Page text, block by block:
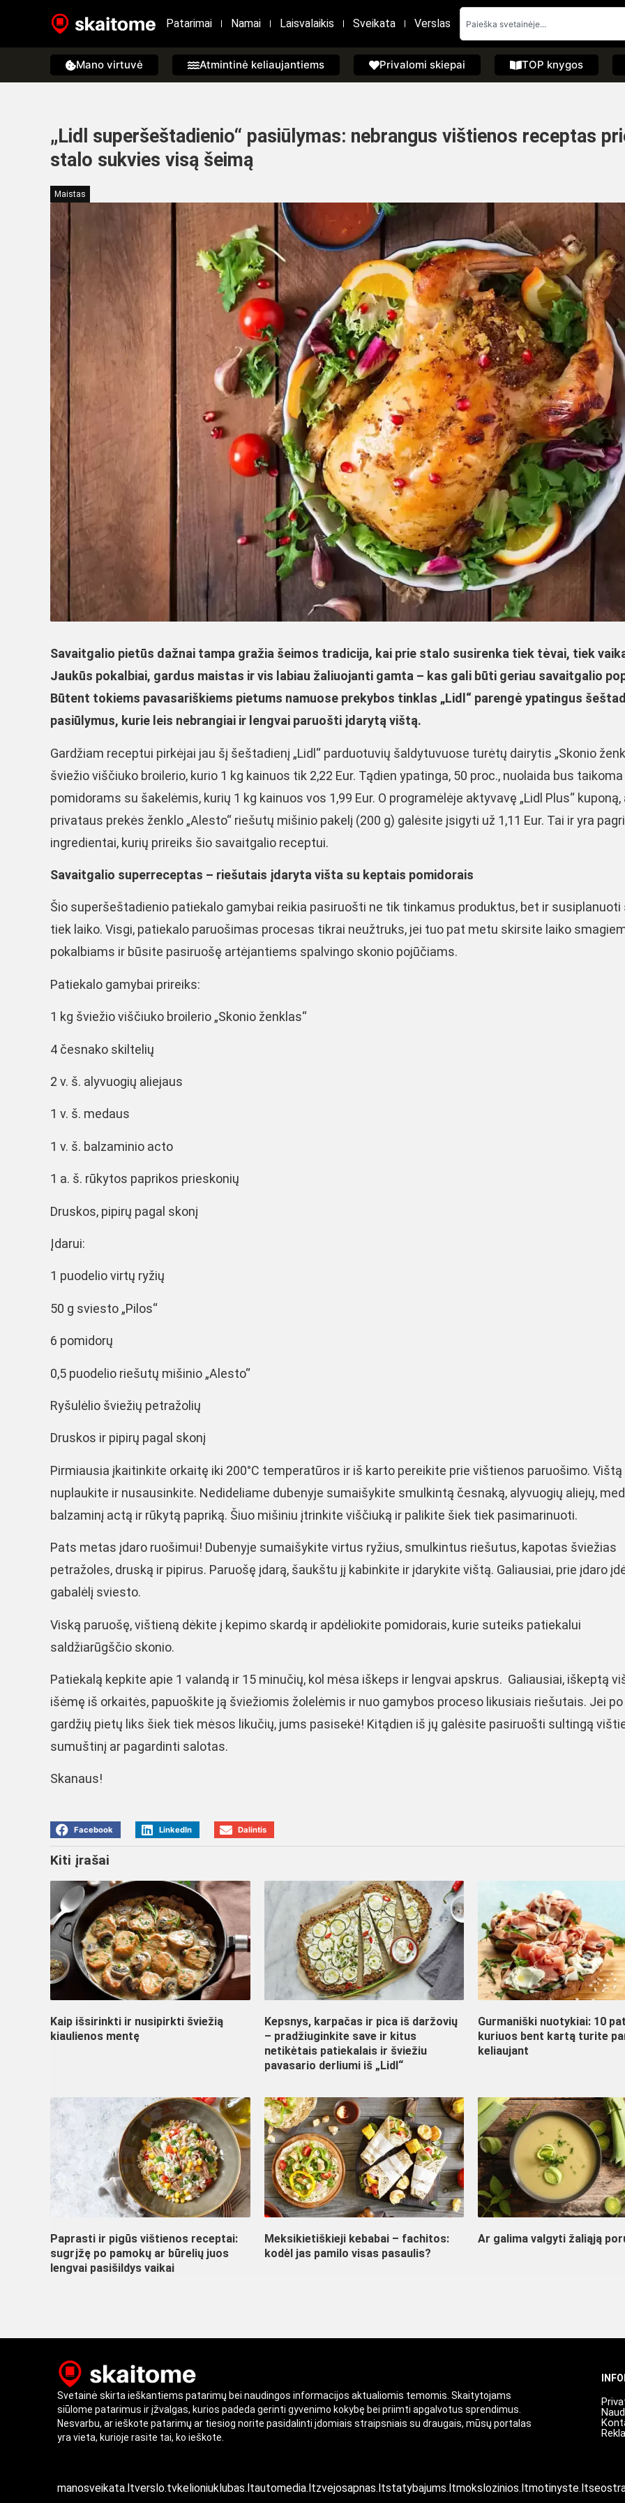
Patarimai Namai Laisvalaikis Sveikata Verslas
Mano virtuvė Atmintinė keliaujantiems Privalomi skiepai TOP knygos
„Lidl superšeštadienio“ pasiūlymas: nebrangus vištienos receptas
stalo sukvies visą šeimą
Maistas
Savaitgalio pietūs dažnai tampa gražia šeimos tradicija, kai prie stalo susirenka tiek tėvai, tiek
Jaukūs pokalbiai, gardus maistas ir vis labiau žaliuojanti gamta – kas gali būti geriau savaitgalio
Būtent tokiems pavasariškiems pietums namuose prekybos tinklas „Lidl“ parengė ypatingus
pasiūlymus, kurie leis nebrangiai ir lengvai paruošti įdarytą vištą.
Gardžiam receptui pirkėjai jau šį šeštadienį „Lidl“ parduotuvių šaldytuvuose turėtų dairytis „Skonio
šviežio viščiuko broilerio, kurio 1 kg kainuos tik 2,22 Eur. Tądien ypatinga, 50 proc., nuolaida bus taikoma
pomidorams su šakelėmis, kurių 1 kg kainuos vos 1,99 Eur. O programėlėje aktyvavę „Lidl Plus“
privataus prekės ženklo „Alesto“ riešutų mišinio pakelį (200 g) galėsite įsigyti už 1,11 Eur. Tai ir yra
ingredientai, kurių prireiks šio savaitgalio receptui.
Savaitgalio superreceptas – riešutais įdaryta višta su keptais pomidorais
Šio superšeštadienio patiekalo gamybai reikia pasiruošti ne tik tinkamus produktus, bet ir susiplanuoti
tiek laiko. Visgi, patiekalo paruošimas procesas tikrai neužtruks, jei tuo pat metu skirsite laiko
pokalbiams ir būsite pasiruošę artėjantiems spalvingo skonio pojūčiams.
Patiekalo gamybai prireiks:
1 kg šviežio viščiuko broilerio „Skonio ženklas“
4 česnako skiltelių
2 v. š. alyvuogių aliejaus
1 v. š. medaus
1 v. š. balzaminio acto
1 a. š. rūkytos paprikos prieskonių
Druskos, pipirų pagal skonį
Įdarui:
1 puodelio virtų ryžių
50 g sviesto „Pilos“
6 pomidorų
0,5 puodelio riešutų mišinio „Alesto“
Ryšulėlio šviežių petražolių
Druskos ir pipirų pagal skonį
Pirmiausia įkaitinkite orkaitę iki 200°C temperatūros ir iš karto pereikite prie vištienos paruošimo. Vištą
nuplaukite ir nusausinkite. Nedideliame dubenyje sumaišykite smulkintą česnaką, alyvuogių aliejų,
balzaminį actą ir rūkytą papriką. Šiuo mišiniu įtrinkite viščiuką ir palikite šiek tiek pasimarinuoti.
Pats metas įdaro ruošimui! Dubenyje sumaišykite virtus ryžius, smulkintus riešutus, kapotas šviežias
petražoles, druską ir pipirus. Paruošę įdarą, šaukštu jį kabinkite ir įdarykite vištą. Galiausiai, prie įdaro
gabalėlį sviesto.
Viską paruošę, vištieną dėkite į kepimo skardą ir apdėliokite pomidorais, kurie suteiks patiekalui
saldžiarūgščio skonio.
Patiekalą kepkite apie 1 valandą ir 15 minučių, kol mėsa iškeps ir lengvai apskrus. Galiausiai, iškeptą
išėmę iš orkaitės, papuoškite ją šviežiomis žolelėmis ir nuo gamybos proceso likusiais riešutais. Jei po
gardžių pietų liks šiek tiek mėsos likučių, jums pasisekė! Kitądien iš jų galėsite pasiruošti sultingą
sumuštinį ar pagardinti salotas.
Skanaus!
Facebook LinkedIn Dalintis
Kiti įrašai
Kaip išsirinkti ir nusipirkti šviežią
kiaulienos mentę
Kepsnys, karpačas ir pica iš daržovių
– pradžiuginkite save ir kitus
netikėtais patiekalais ir šviežiu
pavasario derliumi iš „Lidl“
Gurmaniški nuotykiai: 10
kuriuos bent kartą turite
keliaujant
Paprasti ir pigūs vištienos receptai:
sugrįžę po pamokų ar būrelių juos
lengvai pasišildys vaikai
Meksikietiškieji kebabai – fachitos:
kodėl jas pamilo visas pasaulis?
Ar galima valgyti žaliąją
Svetainė skirta ieškantiems patarimų bei naudingos informacijos aktualiomis temomis. Skaitytojams
siūlome patarimus ir įžvalgas, kurios padeda gerinti gyvenimo kokybę bei priimti apgalvotus sprendimus.
Nesvarbu, ar ieškote patarimų ar tiesiog norite pasidalinti įdomiais straipsniais su draugais, mūsų portalas
yra vieta, kurioje rasite tai, ko ieškote.
manosveikata.ltverslo.tvkelioniuklubas.ltautomedia.ltzvejosapnas.ltstatybajums.ltmokslozinios.ltmotinyste.lt